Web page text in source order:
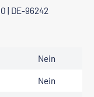
| DE-96242
Nein
Nein